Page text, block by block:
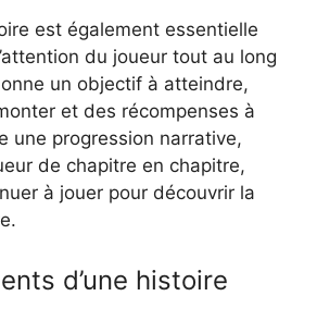
est également essentielle
du joueur tout au long
un objectif à atteindre,
et des récompenses à
une progression narrative,
de chapitre en chapitre,
à jouer pour découvrir la
d’une histoire